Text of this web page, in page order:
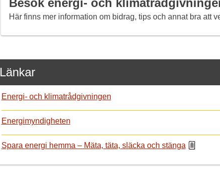
Besök energi- och
Här finns mer information om bidrag, tips och annat bra att
Länkar
Energi- och klimatrådgivningen
Energimyndigheten
Spara energi hemma – Mäta, täta, släcka och stänga